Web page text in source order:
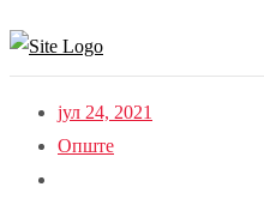
јул 24, 2021
Опште